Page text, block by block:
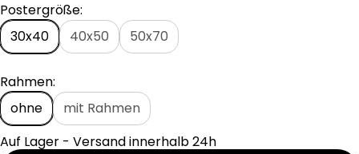
r
e
i
Postergröße:
30x40
40x50 50x70
Rahmen:
ohne
mit Rahmen
Auf Lager - Versand innerhalb 24h